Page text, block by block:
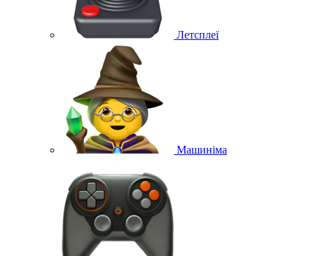
Летсплеї
Машиніма